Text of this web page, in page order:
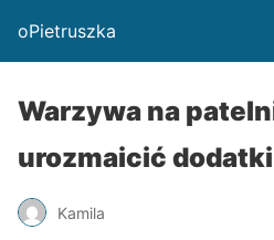
oPietruszka
Warzywa na
urozmaicić
Kamila